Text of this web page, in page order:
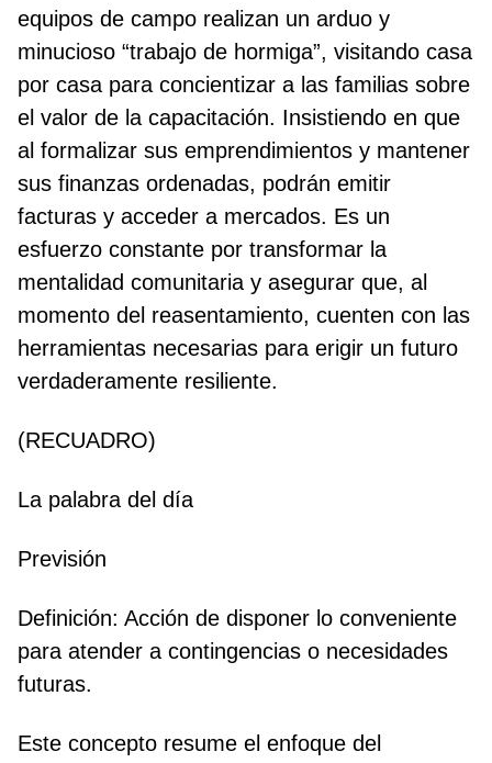
equipos de campo realizan un arduo y
minucioso “trabajo de hormiga”, visitando casa
por casa para concientizar a las familias sobre
el valor de la capacitación. Insistiendo en que
al formalizar sus emprendimientos y mantener
sus finanzas ordenadas, podrán emitir
facturas y acceder a mercados. Es un
esfuerzo constante por transformar la
mentalidad comunitaria y asegurar que, al
momento del reasentamiento, cuenten con las
herramientas necesarias para erigir un futuro
verdaderamente resiliente.
(RECUADRO)
La palabra del día
Previsión
Definición: Acción de disponer lo conveniente
para atender a contingencias o necesidades
futuras.
Este concepto resume el enfoque del